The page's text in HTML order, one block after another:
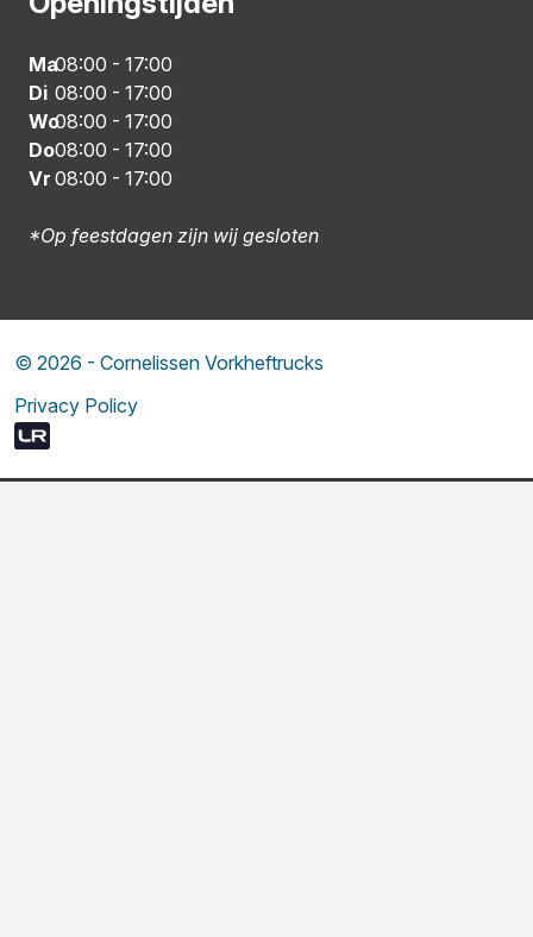
Ma08:00 - 17:00
Di 08:00 - 17:00
Wo08:00 - 17:00
Do08:00 - 17:00
Vr 08:00 - 17:00
*Op feestdagen zijn wij gesloten
© 2026 - Cornelissen Vorkheftrucks
Privacy Policy